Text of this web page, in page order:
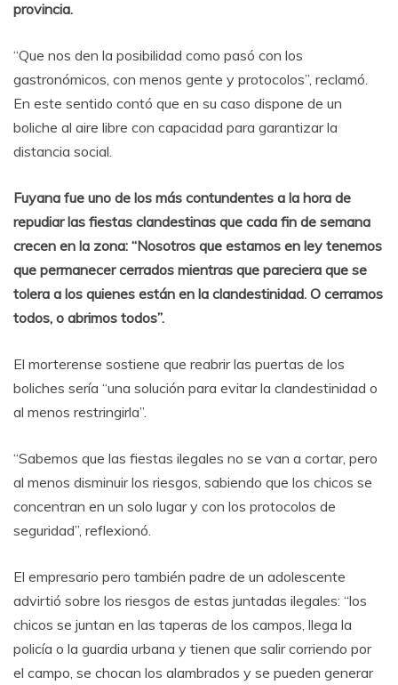
provincia.
“Que nos den la posibilidad como pasó con los
gastronómicos, con menos gente y protocolos”, reclamó.
En este sentido contó que en su caso dispone de un
boliche al aire libre con capacidad para garantizar la
distancia social.
Fuyana fue uno de los más contundentes a la hora de
repudiar las fiestas clandestinas que cada fin de semana
crecen en la zona: “Nosotros que estamos en ley tenemos
que permanecer cerrados mientras que pareciera que se
tolera a los quienes están en la clandestinidad. O cerramos
todos, o abrimos todos”.
El morterense sostiene que reabrir las puertas de los
boliches sería “una solución para evitar la clandestinidad o
al menos restringirla”.
“Sabemos que las fiestas ilegales no se van a cortar, pero
al menos disminuir los riesgos, sabiendo que los chicos se
concentran en un solo lugar y con los protocolos de
seguridad”, reflexionó.
El empresario pero también padre de un adolescente
advirtió sobre los riesgos de estas juntadas ilegales: “los
chicos se juntan en las taperas de los campos, llega la
policía o la guardia urbana y tienen que salir corriendo por
el campo, se chocan los alambrados y se pueden generar